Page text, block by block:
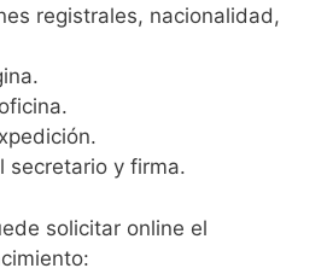
registrales, nacionalidad,
secretario y firma.
solicitar online el